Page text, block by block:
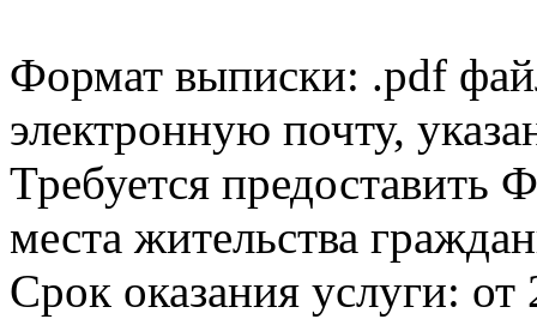
Формат выписки: .pdf
электронную почту,
Требуется
места жительства
Срок оказания услуги: от